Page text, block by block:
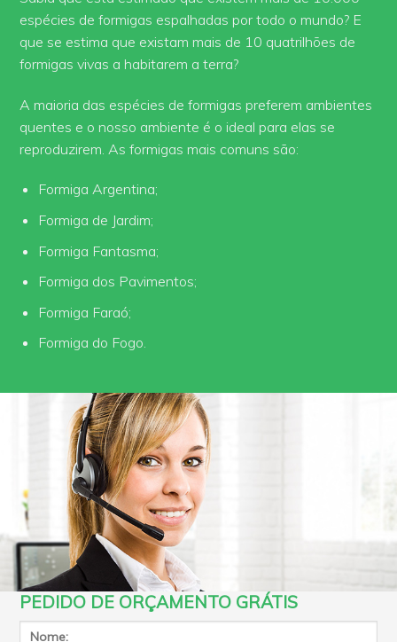
espécies de formigas espalhadas por todo o mundo? E
que se estima que existam mais de 10 quatrilhões de
formigas vivas a habitarem a terra?
A maioria das espécies de formigas preferem ambientes
quentes e o nosso ambiente é o ideal para elas se
reproduzirem. As formigas mais comuns são:
Formiga Argentina;
Formiga de Jardim;
Formiga Fantasma;
Formiga dos Pavimentos;
Formiga Faraó;
Formiga do Fogo.
PEDIDO DE ORÇAMENTO GRÁTIS